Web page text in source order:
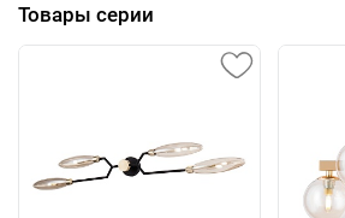
Товары серии